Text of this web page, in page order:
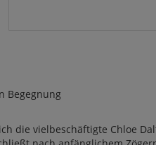
Begegnung
die vielbeschäftigte Chloe